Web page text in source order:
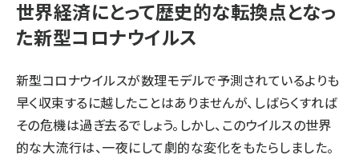
世界経済にとって歴史的な転換点となっ
た新型コロナウイルス
新型コロナウイルスが数理モデルで予測されているよりも
早く収束するに越したことはありませんが、しばらくすれば
その危機は過ぎ去るでしょう。しかし、このウイルスの世界
的な大流行は、一夜にして劇的な変化をもたらしました。